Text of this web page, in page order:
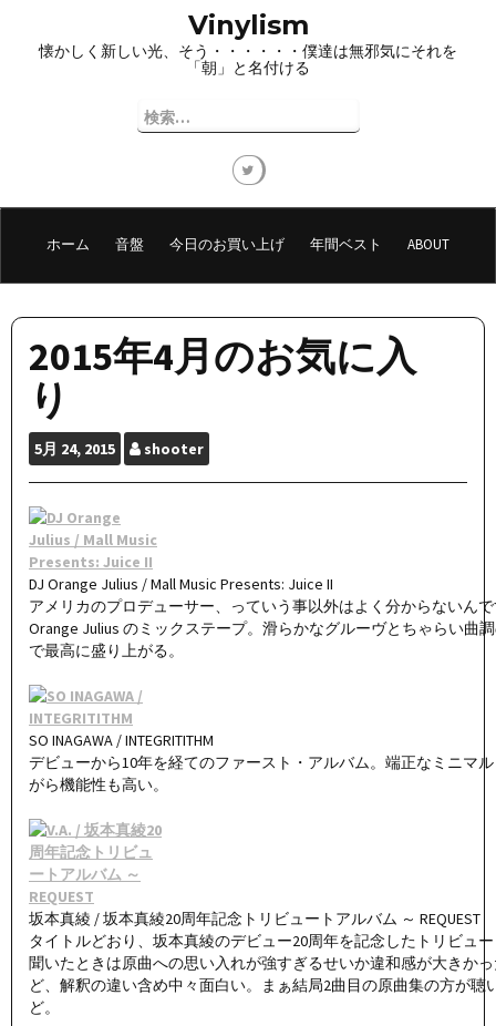
プ
Vinylism
懐かしく新しい光、そう・・・・・・僕達は無邪気にそれを
「朝」と名付ける
検
索:
ホーム 音盤 今日のお買い上げ 年間ベスト ABOUT
2015年4月のお気に入
り
5月 24, 2015 shooter
DJ Orange Julius / Mall Music Presents: Juice II
アメリカのプロデューサー、っていう事以外はよく分からないんで
Orange Julius のミックステープ。滑らかなグルーヴとちゃらい曲
で最高に盛り上がる。
SO INAGAWA / INTEGRITITHM
デビューから10年を経てのファースト・アルバム。端正なミニマ
がら機能性も高い。
坂本真綾 / 坂本真綾20周年記念トリビュートアルバム ～ REQUEST
タイトルどおり、坂本真綾のデビュー20周年を記念したトリビュ
聞いたときは原曲への思い入れが強すぎるせいか違和感が大きか
ど、解釈の違い含め中々面白い。まぁ結局2曲目の原曲集の方が聴
ど。